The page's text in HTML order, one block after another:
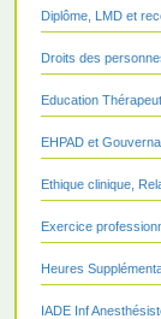
Diplôme, LMD et
Droits des
Education
EHPAD et
Ethique clinique,
Exercice
Heures
IADE Inf